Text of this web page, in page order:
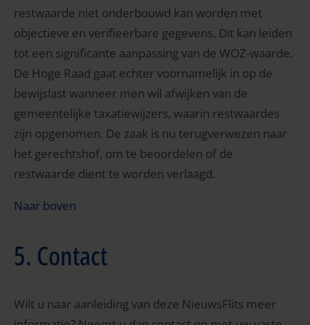
restwaarde niet onderbouwd kan worden met
objectieve en verifieerbare gegevens. Dit kan leiden
tot een significante aanpassing van de WOZ-waarde.
De Hoge Raad gaat echter voornamelijk in op de
bewijslast wanneer men wil afwijken van de
gemeentelijke taxatiewijzers, waarin restwaardes
zijn opgenomen. De zaak is nu terugverwezen naar
het gerechtshof, om te beoordelen of de
restwaarde dient te worden verlaagd.
Naar boven
5. Contact
Wilt u naar aanleiding van deze NieuwsFlits meer